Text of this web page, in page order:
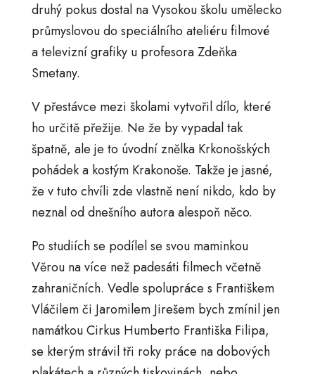
druhý pokus dostal na Vysokou školu umělecko
průmyslovou do speciálního ateliéru filmové
a televizní grafiky u profesora Zdeňka
Smetany.
V přestávce mezi školami vytvořil dílo, které
ho určitě přežije. Ne že by vypadal tak
špatně, ale je to úvodní znělka Krkonošských
pohádek a kostým Krakonoše. Takže je jasné,
že v tuto chvíli zde vlastně není nikdo, kdo by
neznal od dnešního autora alespoň něco.
Po studiích se podílel se svou maminkou
Věrou na více než padesáti filmech včetně
zahraničních. Vedle spolupráce s Františkem
Vláčilem či Jaromilem Jirešem bych zmínil jen
namátkou Cirkus Humberto Františka Filipa,
se kterým strávil tři roky práce na dobových